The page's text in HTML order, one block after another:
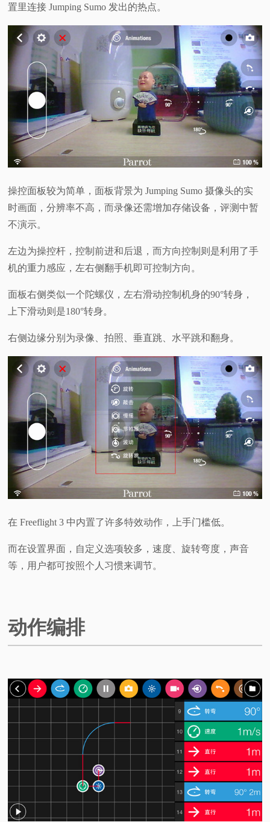
置里连接 Jumping Sumo 发出的热点。
操控面板较为简单，面板背景为 Jumping Sumo 摄像头的实
时画面，分辨率不高，而录像还需增加存储设备，评测中暂
不演示。
左边为操控杆，控制前进和后退，而方向控制则是利用了手
机的重力感应，左右侧翻手机即可控制方向。
面板右侧类似一个陀螺仪，左右滑动控制机身的90°转身，
上下滑动则是180°转身。
右侧边缘分别为录像、拍照、垂直跳、水平跳和翻身。
在 Freeflight 3 中内置了许多特效动作，上手门槛低。
而在设置界面，自定义选项较多，速度、旋转弯度，声音
等，用户都可按照个人习惯来调节。
动作编排